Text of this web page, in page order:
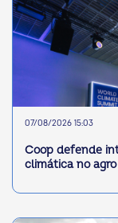
07/08/2026 15:03
Coop defende
climática no agro